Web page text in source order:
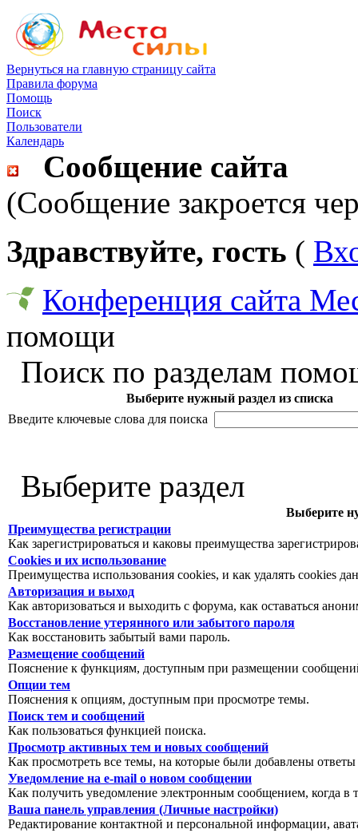
Вернуться на главную страницу сайта
Правила форума
Помощь
Поиск
Пользователи
Календарь
Сообщение сайта
(Сообщение закроется
Здравствуйте, гость (
Конференция сайта
помощи
Поиск по разделам
Выберите нужный раздел из списка
Введите ключевые слова для поиска
Выберите раздел
Выберите
Преимущества регистрации
Как зарегистрироваться и каковы преимущества
Cookies и их использование
Преимущества использования cookies, и как удалять cookies
Авторизация и выход
Как авторизоваться и выходить с форума, как оставаться
Восстановление утерянного или забытого пароля
Как восстановить забытый вами пароль.
Размещение сообщений
Пояснение к функциям, доступным при размещении
Опции тем
Пояснения к опциям, доступным при просмотре темы.
Поиск тем и сообщений
Как пользоваться функцией поиска.
Просмотр активных тем и новых сообщений
Как просмотреть все темы, на которые были добавлены
Уведомление на е-mail о новом сообщении
Как получить уведомление электронным сообщением, когда в
Ваша панель управления (Личные настройки)
Редактирование контактной и персональной информации,